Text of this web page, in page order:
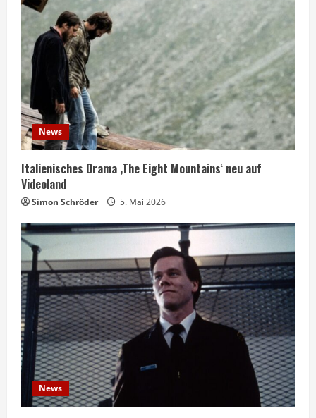
News
Italienisches Drama ‚The Eight Mountains‘ neu auf
Videoland
Simon Schröder 5. Mai 2026
News